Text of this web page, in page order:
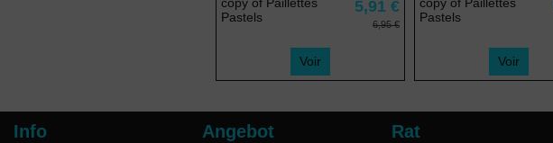
copy of Paillettes
Pastels
5,91 €
6,95 €
Voir
copy of Paillettes
Pastels
Voir
Info Angebot Rat